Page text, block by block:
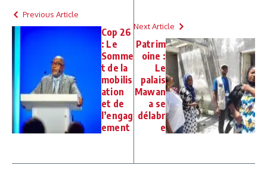
Previous Article
Cop 26
: Le
Somme
t de la
mobilis
ation
et de
l’engag
ement
Next Article
Patrim
oine :
Le
palais
Mawan
a se
délabr
e